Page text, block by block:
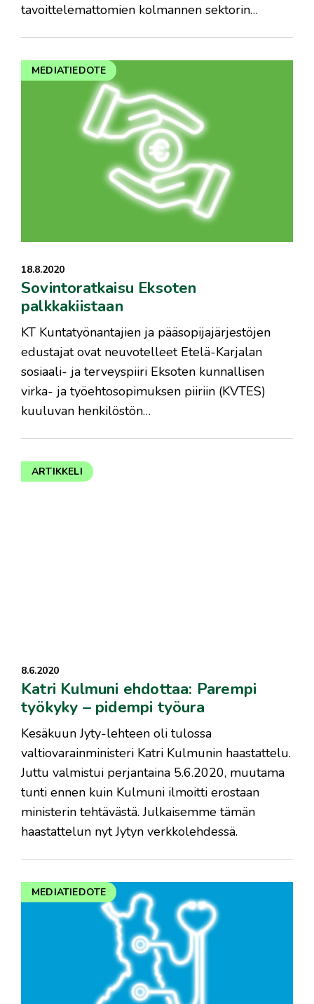
tavoittelemattomien kolmannen sektorin…
MEDIATIEDOTE
18.8.2020
Sovintoratkaisu Eksoten
palkkakiistaan
KT Kuntatyönantajien ja pääsopijajärjestöjen
edustajat ovat neuvotelleet Etelä-Karjalan
sosiaali- ja terveyspiiri Eksoten kunnallisen
virka- ja työehtosopimuksen piiriin (KVTES)
kuuluvan henkilöstön…
ARTIKKELI
8.6.2020
Katri Kulmuni ehdottaa: Parempi
työkyky – pidempi työura
Kesäkuun Jyty-lehteen oli tulossa
valtiovarainministeri Katri Kulmunin haastattelu.
Juttu valmistui perjantaina 5.6.2020, muutama
tunti ennen kuin Kulmuni ilmoitti erostaan
ministerin tehtävästä. Julkaisemme tämän
haastattelun nyt Jytyn verkkolehdessä.
MEDIATIEDOTE